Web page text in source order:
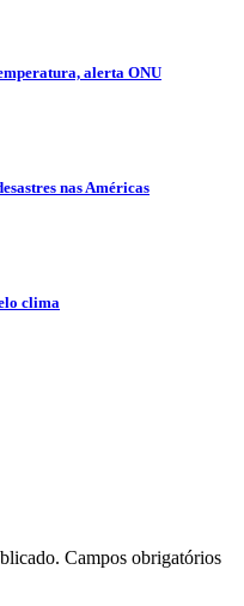
alerta ONU
nas Américas
clima
Campos obrigatórios